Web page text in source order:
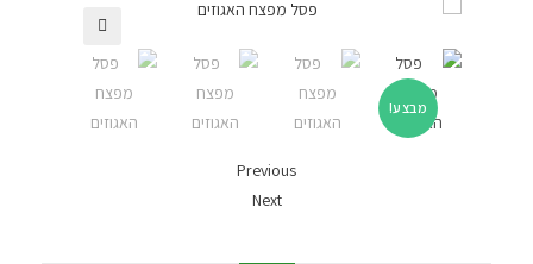
מבצע!
🔍
Previous
Next